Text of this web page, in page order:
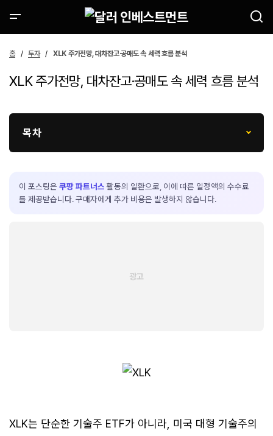
홈 투자 XLK 주가전망, 대차잔고·공매도 속 세력 흐름 분석
XLK 주가전망, 대차잔고·공매도 속 세력 흐름 분석
목차
이 포스팅은 쿠팡 파트너스 활동의 일환으로, 이에 따른 일정액의 수수료
를 제공받습니다. 구매자에게 추가 비용은 발생하지 않습니다.
XLK는 단순한 기술주 ETF가 아니라, 미국 대형 기술주의